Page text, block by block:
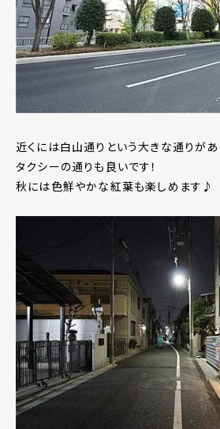
近くには白山通りという大きな通りがあ
タクシーの通りも良いです！
秋には色鮮やかな紅葉も楽しめます♪